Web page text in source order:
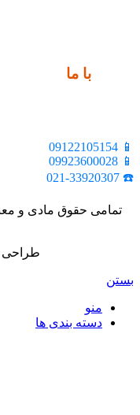
با ما
📱 09122105154
📱 09923600028
☎️ 021-33920307
تمامی حقوق مادی و
بستن
منو
دسته بندی ها